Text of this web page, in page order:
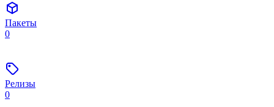
Пакеты
0
Релизы
0